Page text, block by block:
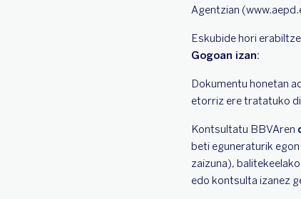
Agentzian
Eskubide hori
Gogoan izan:
Dokumentu honetan
etorriz ere tratatuko
Kontsultatu BBVAren
beti eguneraturik
zaizuna),
edo kontsulta izanez